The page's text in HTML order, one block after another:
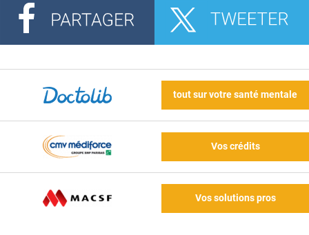
tout sur votre santé mentale
Vos crédits
Vos solutions pros